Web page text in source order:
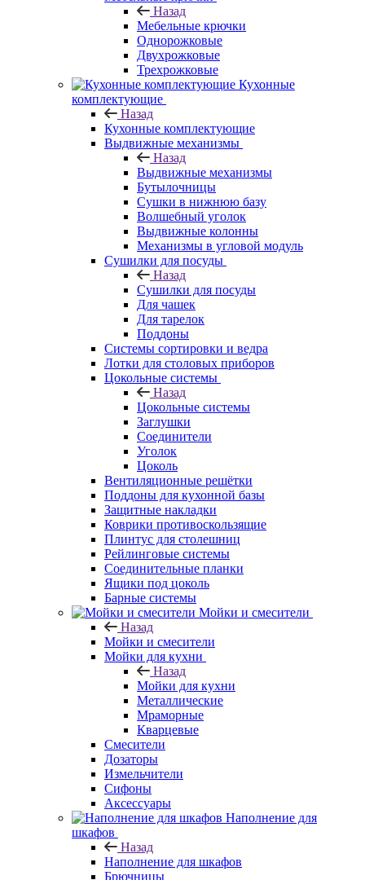
Назад
Мебельные крючки
Однорожковые
Двухрожковые
Трехрожковые
Кухонные
комплектующие
Назад
Кухонные комплектующие
Выдвижные механизмы
Назад
Выдвижные механизмы
Бутылочницы
Сушки в нижнюю базу
Волшебный уголок
Выдвижные колонны
Механизмы в угловой модуль
Сушилки для посуды
Назад
Сушилки для посуды
Для чашек
Для тарелок
Поддоны
Системы сортировки и ведра
Лотки для столовых приборов
Цокольные системы
Назад
Цокольные системы
Заглушки
Соединители
Уголок
Цоколь
Вентиляционные решётки
Поддоны для кухонной базы
Защитные накладки
Коврики противоскользящие
Плинтус для столешниц
Рейлинговые системы
Соединительные планки
Ящики под цоколь
Барные системы
Мойки и смесители
Назад
Мойки и смесители
Мойки для кухни
Назад
Мойки для кухни
Металлические
Мраморные
Кварцевые
Смесители
Дозаторы
Измельчители
Сифоны
Аксессуары
Наполнение для
шкафов
Назад
Наполнение для шкафов
Брючницы